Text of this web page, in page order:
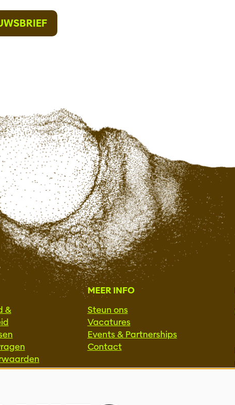
&
MEER INFO
Steun ons
Vacatures
Events & Partnerships
Contact
Privacy